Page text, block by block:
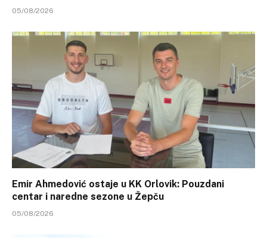
05/08/2026
Emir Ahmedović ostaje u KK Orlovik: Pouzdani
centar i naredne sezone u Žepču
05/08/2026